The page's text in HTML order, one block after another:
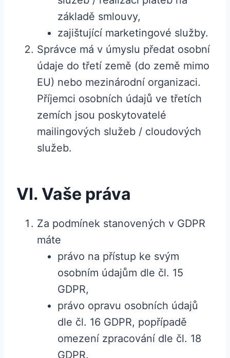
základě smlouvy,
zajištující marketingové služby.
Správce má v úmyslu předat osobní
údaje do třetí země (do země mimo
EU) nebo mezinárodní organizaci.
Příjemci osobních údajů ve třetích
zemích jsou poskytovatelé
mailingových služeb / cloudových
služeb.
VI. Vaše práva
Za podmínek stanovených v GDPR
máte
právo na přístup ke svým
osobním údajům dle čl. 15
GDPR,
právo opravu osobních údajů
dle čl. 16 GDPR, popřípadě
omezení zpracování dle čl. 18
GDPR.